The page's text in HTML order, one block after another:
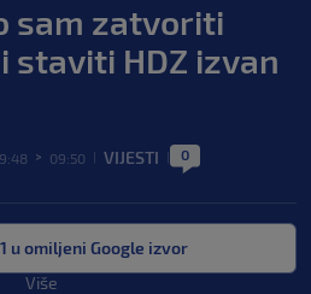
sam zatvoriti
staviti HDZ izvan
> 09:50 VIJESTI 0
u omiljeni Google izvor
Više